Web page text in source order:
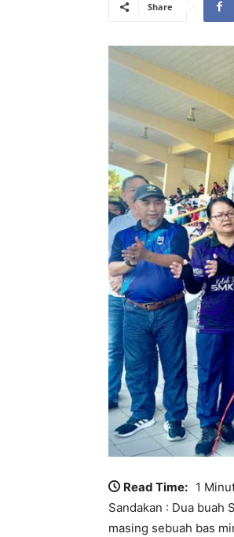
Share
Read Time: 1
Sandakan : Dua buah
masing sebuah bas